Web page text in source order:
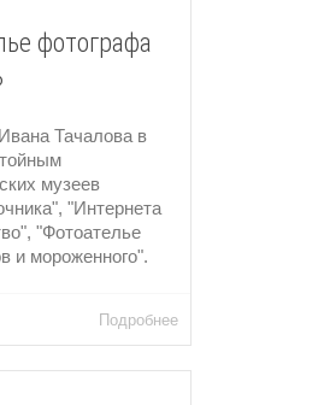
фотографа
Тачалова в
музеев
"Интернета
"Фотоателье
и мороженного".
Подробнее